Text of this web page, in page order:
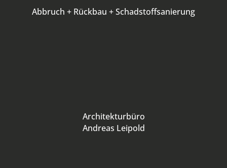
Abbruch + Rückbau + Schadstoffsanierung
Architekturbüro
Andreas Leipold